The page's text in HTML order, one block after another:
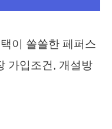
이 쏠쏠한 페퍼스
가입조건, 개설방